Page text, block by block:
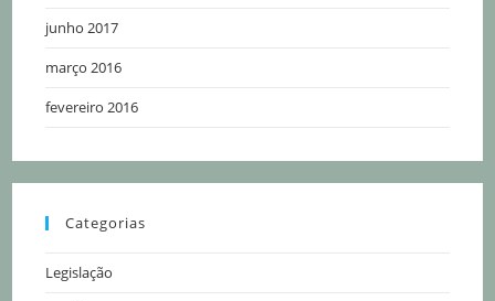
junho 2017
março 2016
fevereiro 2016
Categorias
Legislação